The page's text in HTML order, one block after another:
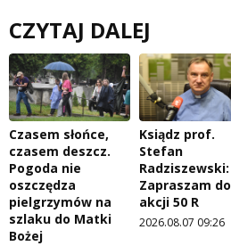
CZYTAJ DALEJ
Czasem słońce,
czasem deszcz.
Pogoda nie
oszczędza
pielgrzymów na
szlaku do Matki
Bożej
Ksiądz prof.
Stefan
Radziszewski:
Zapraszam do
akcji 50 R
2026.08.07 09:26